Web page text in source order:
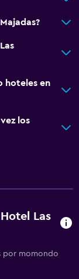
hoteles en
los
Las
por momondo